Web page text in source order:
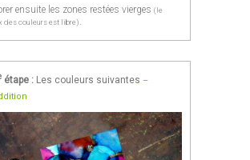
ensuite les zones restées vierges (le
des couleurs est libre).
étape : Les couleurs suivantes –